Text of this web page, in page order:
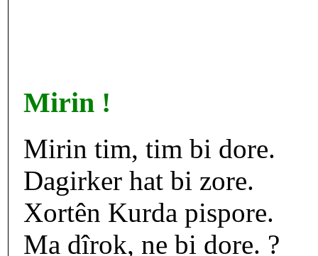
Mirin !
Mirin tim, tim bi dore.
Dagirker hat bi zore.
Xortên Kurda pispore.
Ma dîrok, ne bi dore. ?